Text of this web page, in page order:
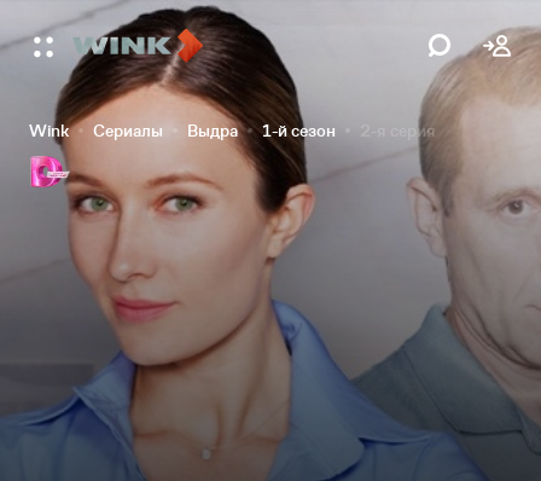
Wink Сериалы Выдра 1-й сезон 2-я серия